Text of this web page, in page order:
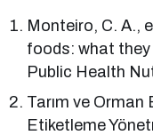
Monteiro, C. A.,
foods: what
Public Health
Tarım ve Orman
Etiketleme